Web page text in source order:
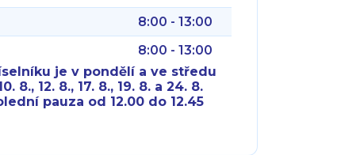
8:00 - 13:00
8:00 - 13:00
je v pondělí a ve středu
8., 12. 8., 17. 8., 19. 8. a 24. 8.
pauza od 12.00 do 12.45